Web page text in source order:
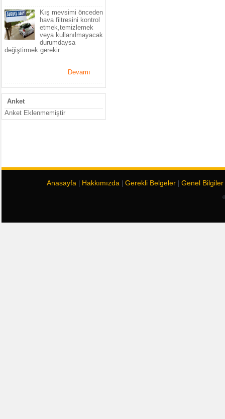
.................................................
Kış mevsimi önceden
hava filtresini kontrol
etmek,temizlemek
veya kullanılmayacak
durumdaysa
değiştirmek gerekir.
Devamı
.................................................
Anket
Anket Eklenmemiştir
Anasayfa| Hakkımızda| Gerekli Belgeler| Genel Bilgiler